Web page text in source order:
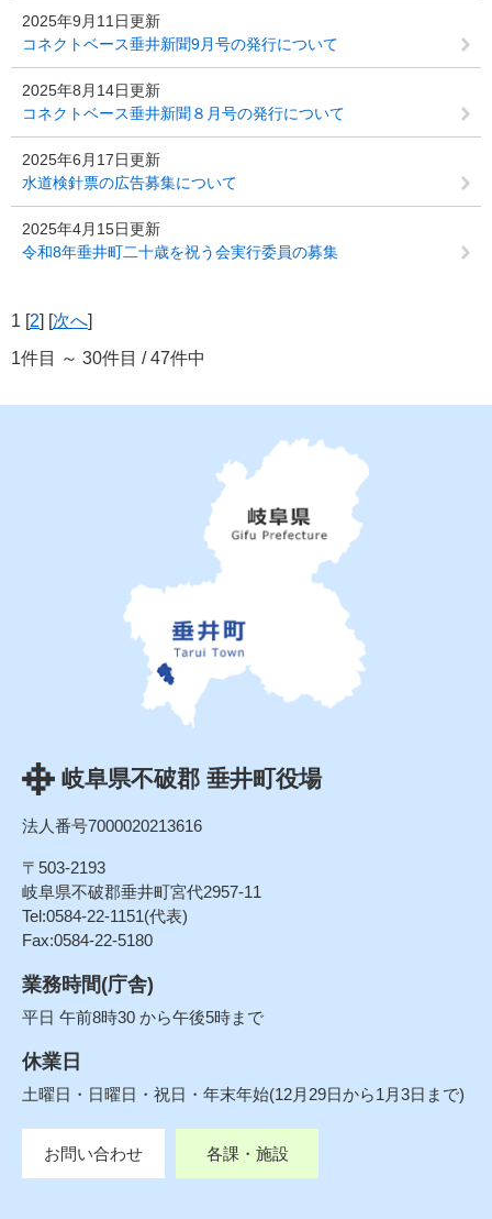
2025年9月11日更新
コネクトベース垂井新聞9月号の発行について
2025年8月14日更新
コネクトベース垂井新聞８月号の発行について
2025年6月17日更新
水道検針票の広告募集について
2025年4月15日更新
令和8年垂井町二十歳を祝う会実行委員の募集
1 [2] [次へ]
1件目 ～ 30件目 / 47件中
岐阜県不破郡 垂井町役場
法人番号7000020213616
〒503-2193
岐阜県不破郡垂井町宮代2957-11
Tel:0584-22-1151(代表)
Fax:0584-22-5180
業務時間(庁舎)
平日 午前8時30 から午後5時まで
休業日
土曜日・日曜日・祝日・年末年始(12月29日から1月3日まで)
お問い合わせ 各課・施設